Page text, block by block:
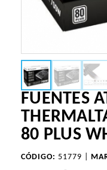
FUENTES
80 PLUS
CÓDIGO: 51779 |